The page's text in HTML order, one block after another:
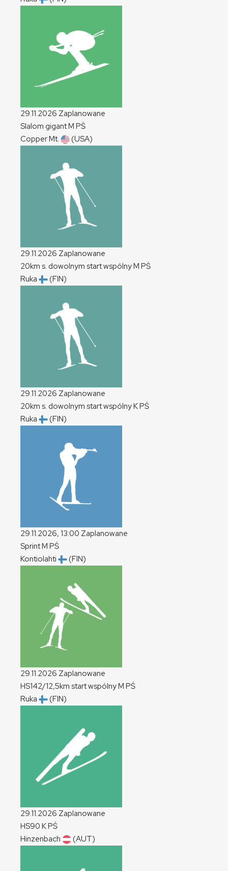
29.11.2026 Zaplanowane
Slalom gigantM PŚ
Copper Mt.
(USA)
29.11.2026 Zaplanowane
20km s. dowolnym start wspólnyM PŚ
Ruka
(FIN)
29.11.2026 Zaplanowane
20km s. dowolnym start wspólnyKPŚ
Ruka
(FIN)
29.11.2026, 13:00 Zaplanowane
SprintM PŚ
Kontiolahti
(FIN)
29.11.2026 Zaplanowane
HS142/12,5km start wspólnyM PŚ
Ruka
(FIN)
29.11.2026 Zaplanowane
HS90 KPŚ
Hinzenbach
(AUT)